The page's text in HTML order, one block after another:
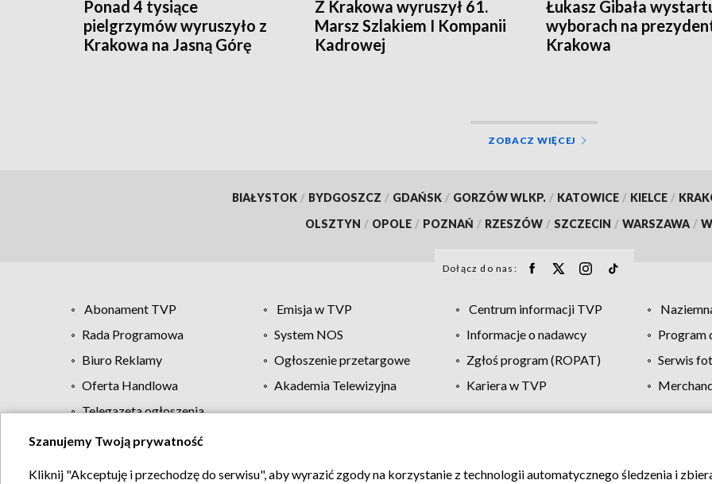
Ponad 4 tysiące
pielgrzymów wyruszyło z
Krakowa na Jasną Górę
Z Krakowa wyruszył 61.
Marsz Szlakiem I Kompanii
Kadrowej
Łukasz Gibała
wyborach na
Krakowa
ZOBACZ WIĘCEJ
BIAŁYSTOK / BYDGOSZCZ / GDAŃSK / GORZÓW WLKP. / KATOWICE / KIELCE /
OLSZTYN / OPOLE / POZNAŃ / RZESZÓW / SZCZECIN / WARSZAWA /
Dołącz do nas:
Abonament TVP Emisja w TVP Centrum informacji TVP
Rada Programowa
System NOS Informacje o nadawcy
Program
Biuro Reklamy
Ogłoszenie przetargowe Zgłoś program (ROPAT)
Serwis
Oferta Handlowa
Akademia Telewizyjna Kariera w TVP
Telegazeta ogłoszenia
Regulamin TVP Polityka prywatności Moje zgody Pomoc Biuro
Szanujemy Twoją prywatność
Kliknij "Akceptuję i przechodzę do serwisu", aby wyrazić zgody na korzystanie z technologii automatycznego śledzenia i